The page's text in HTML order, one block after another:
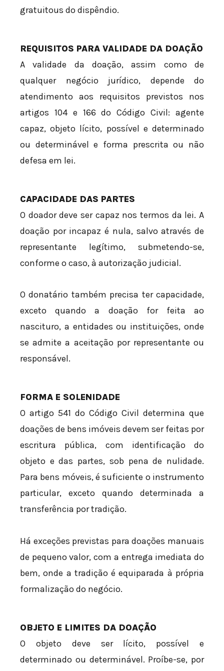
gratuitous do dispêndio.
REQUISITOS PARA VALIDADE DA DOAÇÃO
A validade da doação, assim como de
qualquer negócio jurídico, depende do
atendimento aos requisitos previstos nos
artigos 104 e 166 do Código Civil: agente
capaz, objeto lícito, possível e determinado
ou determinável e forma prescrita ou não
defesa em lei.
CAPACIDADE DAS PARTES
O doador deve ser capaz nos termos da lei. A
doação por incapaz é nula, salvo através de
representante legítimo, submetendo-se,
conforme o caso, à autorização judicial.
O donatário também precisa ter capacidade,
exceto quando a doação for feita ao
nascituro, a entidades ou instituições, onde
se admite a aceitação por representante ou
responsável.
FORMA E SOLENIDADE
O artigo 541 do Código Civil determina que
doações de bens imóveis devem ser feitas por
escritura pública, com identificação do
objeto e das partes, sob pena de nulidade.
Para bens móveis, é suficiente o instrumento
particular, exceto quando determinada a
transferência por tradição.
Há exceções previstas para doações manuais
de pequeno valor, com a entrega imediata do
bem, onde a tradição é equiparada à própria
formalização do negócio.
OBJETO E LIMITES DA DOAÇÃO
O objeto deve ser lícito, possível e
determinado ou determinável. Proíbe-se, por